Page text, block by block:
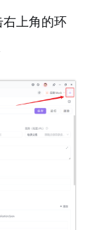
上角的环